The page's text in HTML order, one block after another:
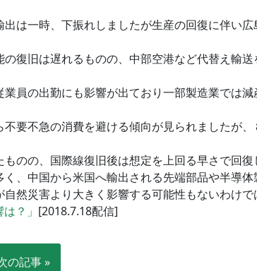
は一時、下振れしましたが生産の回復に伴い広
復旧は遅れるものの、中部空港など代替え輸
員の出勤にも影響が出ており一部製造業では減
要不急の消費を避ける傾向が見られましたが
のの、国際線復旧後は想定を上回る早さで回復
、中国から米国へ輸出される先端部品や半導体
然災害より大きく影響する可能性もないわけで
？」 [2018.7.18配信]
の記事 »